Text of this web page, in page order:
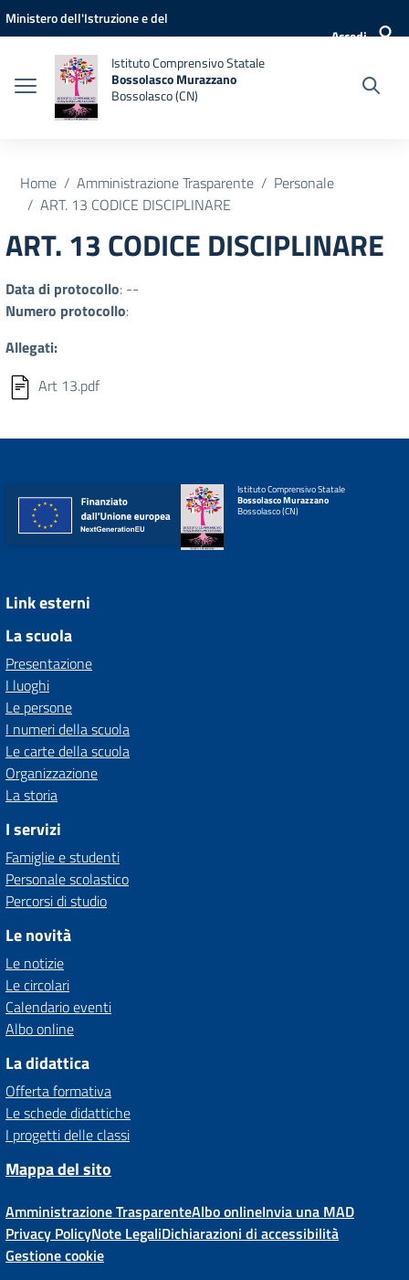
Vai ai contenuti
Vai al menu di navigazione
Vai al footer
Ministero dell'Istruzione e del
Accedi
Istituto Comprensivo Statale
Bossolasco Murazzano
Bossolasco (CN)
Home Amministrazione Trasparente
Personale
ART. 13 CODICE DISCIPLINARE
ART. 13 CODICE DISCIPLINARE
Data di protocollo: --
Numero protocollo:
Allegati:
Art 13.pdf
Istituto Comprensivo Statale
Bossolasco Murazzano
Bossolasco (CN)
Link esterni
La scuola
Presentazione
I luoghi
Le persone
I numeri della scuola
Le carte della scuola
Organizzazione
La storia
I servizi
Famiglie e studenti
Personale scolastico
Percorsi di studio
Le novità
Le notizie
Le circolari
Calendario eventi
Albo online
La didattica
Offerta formativa
Le schede didattiche
I progetti delle classi
Mappa del sito
Amministrazione TrasparenteAlbo onlineInvia una MAD
Privacy PolicyNote LegaliDichiarazioni di accessibilità
Gestione cookie